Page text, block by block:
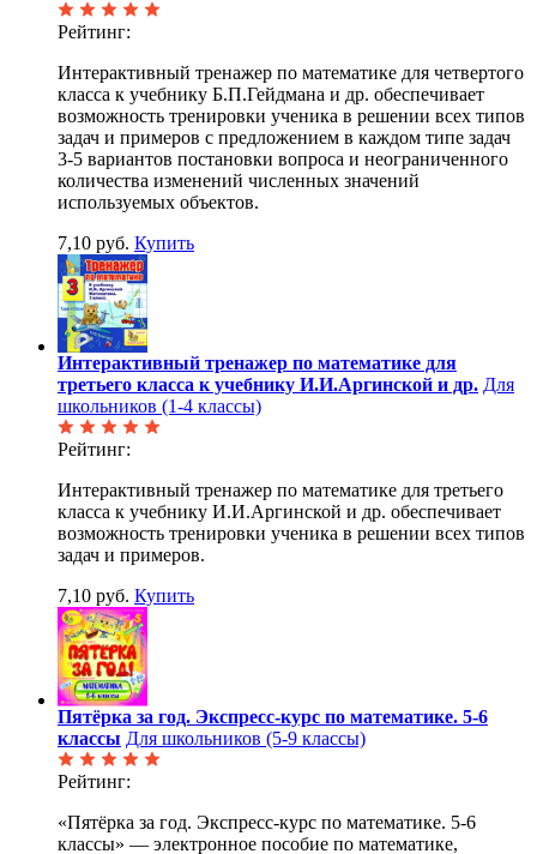
Рейтинг:
Интерактивный тренажер по математике для четвертого
класса к учебнику Б.П.Гейдмана и др. обеспечивает
возможность тренировки ученика в решении всех типов
задач и примеров с предложением в каждом типе задач
3-5 вариантов постановки вопроса и неограниченного
количества изменений численных значений
используемых объектов.
7,10 руб. Купить
Интерактивный тренажер по математике для
третьего класса к учебнику И.И.Аргинской и др. Для
школьников (1-4 классы)
Рейтинг:
Интерактивный тренажер по математике для третьего
класса к учебнику И.И.Аргинской и др. обеспечивает
возможность тренировки ученика в решении всех типов
задач и примеров.
7,10 руб. Купить
Пятёрка за год. Экспресс-курс по математике. 5-6
классы Для школьников (5-9 классы)
Рейтинг:
«Пятёрка за год. Экспресс-курс по математике. 5-6
классы» — электронное пособие по математике,